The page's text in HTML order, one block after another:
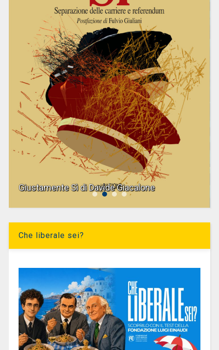
Giustamente Sì di Davide Giacalone
Che liberale sei?